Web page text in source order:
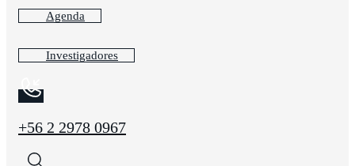
Agenda
Investigadores
+56 2 2978 0967